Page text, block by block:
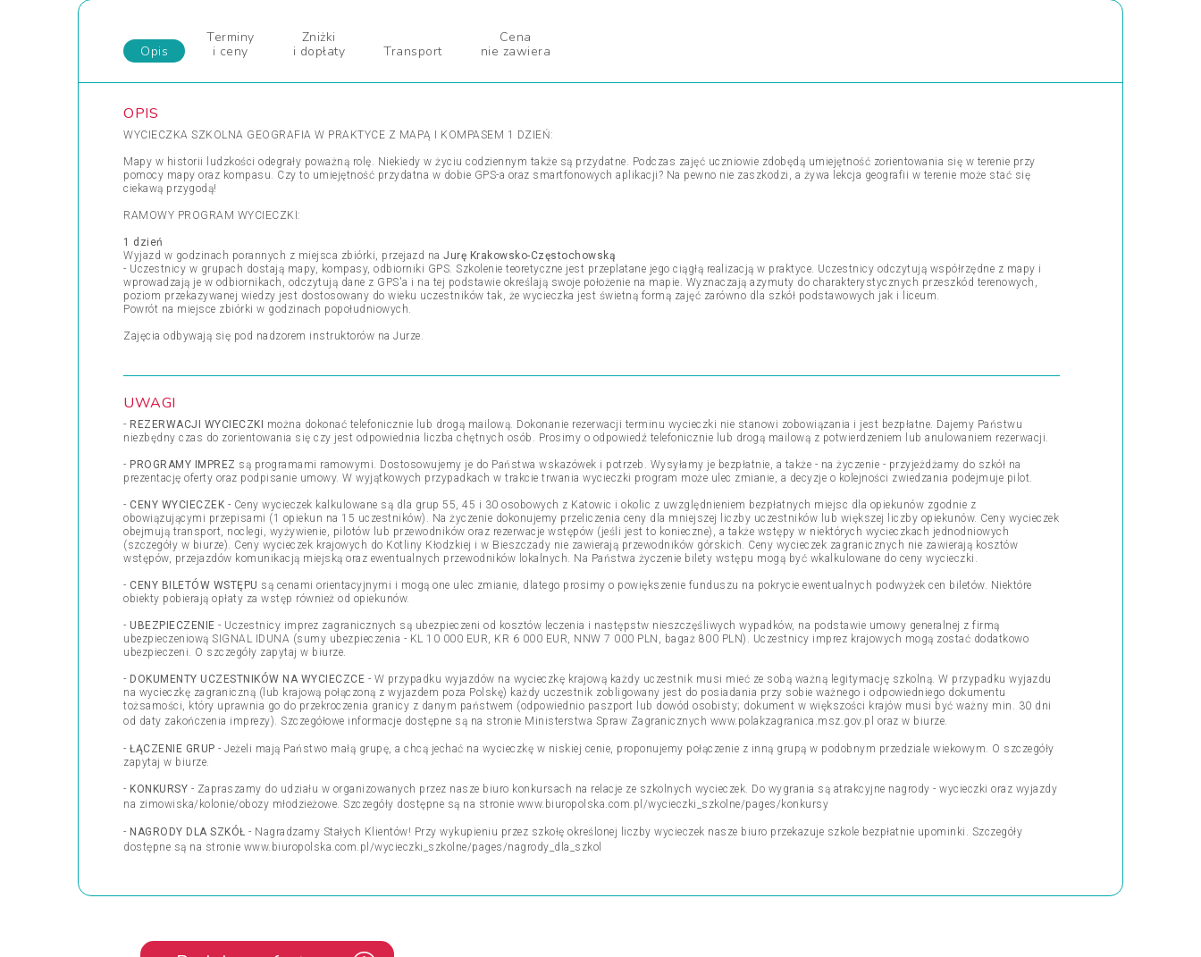
Opis
Terminy
i ceny
Zniżki
i dopłaty
Transport
Cena
nie zawiera
OPIS
WYCIECZKA SZKOLNA GEOGRAFIA W PRAKTYCE Z MAPĄ I KOMPASEM 1 DZIEŃ:
Mapy w historii ludzkości odegrały poważną rolę. Niekiedy w życiu codziennym także są przydatne. Podczas zajęć uczniowie zdobędą umiejętność zorientowania się w terenie przy
pomocy mapy oraz kompasu. Czy to umiejętność przydatna w dobie GPS-a oraz smartfonowych aplikacji? Na pewno nie zaszkodzi, a żywa lekcja geografii w terenie może stać się
ciekawą przygodą!
RAMOWY PROGRAM WYCIECZKI:
1 dzień
Wyjazd w godzinach porannych z miejsca zbiórki, przejazd na Jurę Krakowsko-Częstochowską
- Uczestnicy w grupach dostają mapy, kompasy, odbiorniki GPS. Szkolenie teoretyczne jest przeplatane jego ciągłą realizacją w praktyce. Uczestnicy odczytują współrzędne z mapy i
wprowadzają je w odbiornikach, odczytują dane z GPS'a i na tej podstawie określają swoje położenie na mapie. Wyznaczają azymuty do charakterystycznych przeszkód terenowych,
poziom przekazywanej wiedzy jest dostosowany do wieku uczestników tak, że wycieczka jest świetną formą zajęć zarówno dla szkół podstawowych jak i liceum.
Powrót na miejsce zbiórki w godzinach popołudniowych.
Zajęcia odbywają się pod nadzorem instruktorów na Jurze.
UWAGI
- REZERWACJI WYCIECZKI
można dokonać telefonicznie lub drogą mailową. Dokonanie rezerwacji terminu wycieczki nie stanowi zobowiązania i jest bezpłatne. Dajemy Państwu
niezbędny czas do zorientowania się czy jest odpowiednia liczba chętnych osób. Prosimy o odpowiedź telefonicznie lub drogą mailową z potwierdzeniem lub anulowaniem rezerwacji.
- PROGRAMY IMPREZ są programami ramowymi. Dostosowujemy je do Państwa wskazówek i potrzeb. Wysyłamy je bezpłatnie, a także - na życzenie - przyjeżdżamy do szkół na
prezentację oferty oraz podpisanie umowy. W wyjątkowych przypadkach w trakcie trwania wycieczki program może ulec zmianie, a decyzje o kolejności zwiedzania podejmuje pilot.
- CENY WYCIECZEK - Ceny wycieczek kalkulowane są dla grup 55, 45 i 30 osobowych z Katowic i okolic z uwzględnieniem bezpłatnych miejsc dla opiekunów zgodnie z
obowiązującymi przepisami (1 opiekun na 15 uczestników). Na życzenie dokonujemy przeliczenia ceny dla mniejszej liczby uczestników lub większej liczby opiekunów. Ceny wycieczek
obejmują transport, noclegi, wyżywienie, pilotów lub przewodników oraz rezerwacje wstępów (jeśli jest to konieczne), a także wstępy w niektórych wycieczkach jednodniowych
(szczegóły w biurze). Ceny wycieczek krajowych do Kotliny Kłodzkiej i w Bieszczady nie zawierają przewodników górskich. Ceny wycieczek zagranicznych nie zawierają kosztów
wstępów, przejazdów komunikacją miejską oraz ewentualnych przewodników lokalnych. Na Państwa życzenie bilety wstępu mogą być wkalkulowane do ceny wycieczki.
- CENY BILETÓW WSTĘPU są cenami orientacyjnymi i mogą one ulec zmianie, dlatego prosimy o powiększenie funduszu na pokrycie ewentualnych podwyżek cen biletów. Niektóre
obiekty pobierają opłaty za wstęp również od opiekunów.
- UBEZPIECZENIE - Uczestnicy imprez zagranicznych są ubezpieczeni od kosztów leczenia i następstw nieszczęśliwych wypadków, na podstawie umowy generalnej z firmą
ubezpieczeniową SIGNAL IDUNA (sumy ubezpieczenia - KL 10 000 EUR, KR 6 000 EUR, NNW 7 000 PLN, bagaż 800 PLN). Uczestnicy imprez krajowych mogą zostać dodatkowo
ubezpieczeni. O szczegóły zapytaj w biurze.
- DOKUMENTY UCZESTNIKÓW NA WYCIECZCE - W przypadku wyjazdów na wycieczkę krajową każdy uczestnik musi mieć ze sobą ważną legitymację szkolną. W przypadku wyjazdu
na wycieczkę zagraniczną (lub krajową połączoną z wyjazdem poza Polskę) każdy uczestnik zobligowany jest do posiadania przy sobie ważnego i odpowiedniego dokumentu
tożsamości, który uprawnia go do przekroczenia granicy z danym państwem (odpowiednio paszport lub dowód osobisty; dokument w większości krajów musi być ważny min. 30 dni
od daty zakończenia imprezy). Szczegółowe informacje dostępne są na stronie Ministerstwa Spraw Zagranicznych www.polakzagranica.msz.gov.pl oraz w biurze.
- ŁĄCZENIE GRUP - Jeżeli mają Państwo małą grupę, a chcą jechać na wycieczkę w niskiej cenie, proponujemy połączenie z inną grupą w podobnym przedziale wiekowym. O szczegóły
zapytaj w biurze.
- KONKURSY - Zapraszamy do udziału w organizowanych przez nasze biuro konkursach na relacje ze szkolnych wycieczek. Do wygrania są atrakcyjne nagrody - wycieczki oraz wyjazdy
na zimowiska/kolonie/obozy młodzieżowe. Szczegóły dostępne są na stronie www.biuropolska.com.pl/wycieczki_szkolne/pages/konkursy
- NAGRODY DLA SZKÓŁ- Nagradzamy Stałych Klientów! Przy wykupieniu przez szkołę określonej liczby wycieczek nasze biuro przekazuje szkole bezpłatnie upominki. Szczegóły
dostępne są na stronie www.biuropolska.com.pl/wycieczki_szkolne/pages/nagrody_dla_szkol